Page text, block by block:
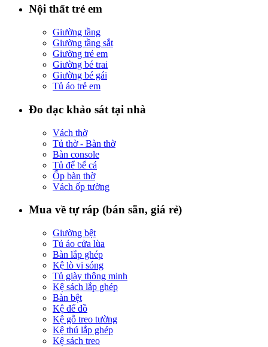
Nội thất trẻ em
Giường tầng
Giường tầng sắt
Giường trẻ em
Giường bé trai
Giường bé gái
Tủ áo trẻ em
Đo đạc khảo sát tại nhà
Vách thờ
Tủ thờ - Bàn thờ
Bàn console
Tủ để bể cá
Ốp bàn thờ
Vách ốp tường
Mua về tự ráp (bán sẵn, giá rẻ)
Giường bệt
Tủ áo cửa lùa
Bàn lắp ghép
Kệ lò vi sóng
Tủ giày thông minh
Kệ sách lắp ghép
Bàn bệt
Kệ để đồ
Kệ gỗ treo tường
Kệ thú lắp ghép
Kệ sách treo